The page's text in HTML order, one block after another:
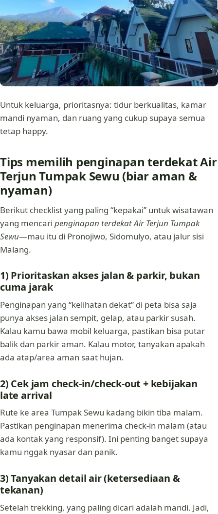
Untuk keluarga, prioritasnya: tidur berkualitas, kamar
mandi nyaman, dan ruang yang cukup supaya semua
tetap happy.
Tips memilih penginapan terdekat Air
Terjun Tumpak Sewu (biar aman &
nyaman)
Berikut checklist yang paling “kepakai” untuk wisatawan
yang mencari penginapan terdekat Air Terjun Tumpak
Sewu—mau itu di Pronojiwo, Sidomulyo, atau jalur sisi
Malang.
1) Prioritaskan akses jalan & parkir, bukan
cuma jarak
Penginapan yang “kelihatan dekat” di peta bisa saja
punya akses jalan sempit, gelap, atau parkir susah.
Kalau kamu bawa mobil keluarga, pastikan bisa putar
balik dan parkir aman. Kalau motor, tanyakan apakah
ada atap/area aman saat hujan.
2) Cek jam check-in/check-out + kebijakan
late arrival
Rute ke area Tumpak Sewu kadang bikin tiba malam.
Pastikan penginapan menerima check-in malam (atau
ada kontak yang responsif). Ini penting banget supaya
kamu nggak nyasar dan panik.
3) Tanyakan detail air (ketersediaan &
tekanan)
Setelah trekking, yang paling dicari adalah mandi. Jadi,